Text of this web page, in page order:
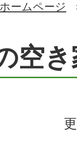
ームページ
空